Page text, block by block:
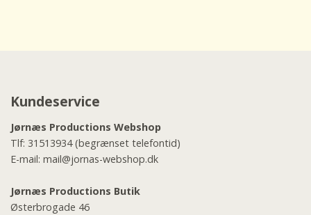
Kundeservice
Jørnæs Productions Webshop
Tlf: 31513934(begrænset telefontid)
E-mail: mail@jornas-webshop.dk
Jørnæs Productions Butik
Østerbrogade 46